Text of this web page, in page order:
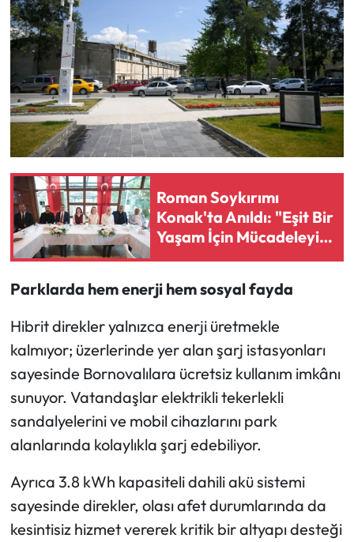
Roman Soykırımı
Konak'ta Anıldı: "Eşit Bir
Yaşam İçin Mücadeleyi
Sürdüreceğiz"
Parklarda hem enerji hem sosyal fayda
Hibrit direkler yalnızca enerji üretmekle
kalmıyor; üzerlerinde yer alan şarj istasyonları
sayesinde Bornovalılara ücretsiz kullanım imkânı
sunuyor. Vatandaşlar elektrikli tekerlekli
sandalyelerini ve mobil cihazlarını park
alanlarında kolaylıkla şarj edebiliyor.
Ayrıca 3.8 kWh kapasiteli dahili akü sistemi
sayesinde direkler, olası afet durumlarında da
kesintisiz hizmet vererek kritik bir altyapı desteği